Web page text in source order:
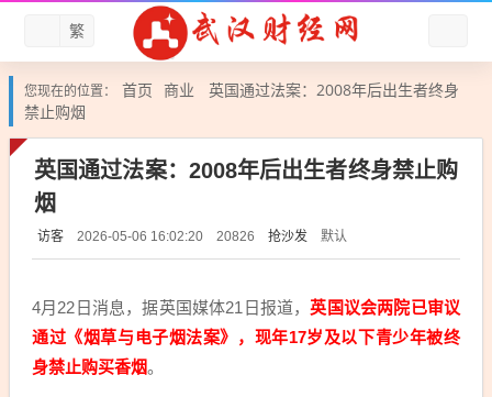
繁
您现在的位置： 首页 商业
英国通过法案：2008年后出生者终身
禁止购烟
英国通过法案：2008年后出生者终身禁止购
烟
访客 2026-05-06 16:02:20 20826 抢沙发 默认
4月22日消息，据英国媒体21日报道，英国议会两院已审议
通过《烟草与电子烟法案》，现年17岁及以下青少年被终
身禁止购买香烟。